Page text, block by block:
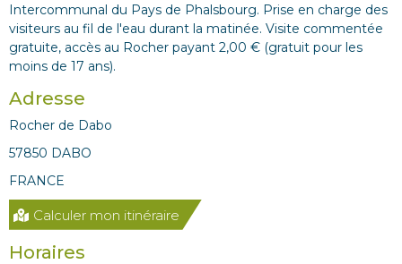
Intercommunal du Pays de Phalsbourg. Prise en charge des
visiteurs au fil de l'eau durant la matinée. Visite commentée
gratuite, accès au Rocher payant 2,00 € (gratuit pour les
moins de 17 ans).
Adresse
Rocher de Dabo
57850 DABO
FRANCE
Calculer mon itinéraire
Horaires